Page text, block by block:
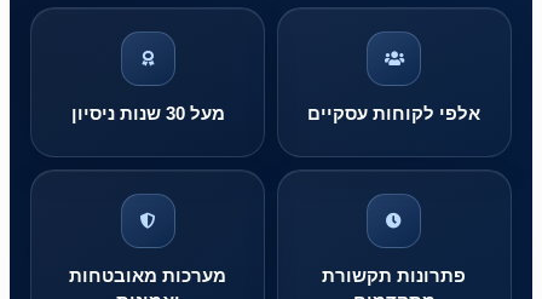
אלפי לקוחות עסקיים מעל 30 שנות ניסיון
פתרונות תקשורת
מערכות מאובטחות